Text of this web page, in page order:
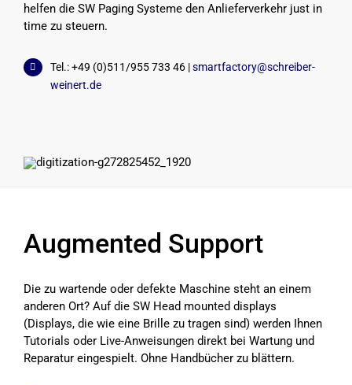
helfen die SW Paging Systeme den Anlieferverkehr just in
time zu steuern.
Tel.: +49 (0)511/955 733 46 |smartfactory@schreiber-
weinert.de
Augmented Support
Die zu wartende oder defekte Maschine steht an einem
anderen Ort? Auf die SW Head mounted displays
(Displays, die wie eine Brille zu tragen sind) werden Ihnen
Tutorials oder Live-Anweisungen direkt bei Wartung und
Reparatur eingespielt. Ohne Handbücher zu blättern.